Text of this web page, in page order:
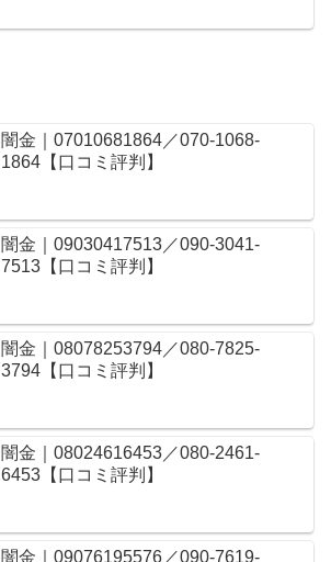
闇金｜07010681864／070-1068-
1864【口コミ評判】
闇金｜09030417513／090-3041-
7513【口コミ評判】
闇金｜08078253794／080-7825-
3794【口コミ評判】
闇金｜08024616453／080-2461-
6453【口コミ評判】
闇金｜09076195576／090-7619-